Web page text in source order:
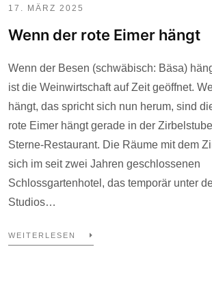
17. MÄRZ 2025
Wenn der rote Eimer hängt
Wenn der Besen (schwäbisch: Bäsa)
ist die Weinwirtschaft auf Zeit geöffnet.
hängt, das spricht sich nun herum, sind
rote Eimer hängt gerade in der
Sterne-Restaurant. Die Räume mit dem
sich im seit zwei Jahren geschlossenen
Schlossgartenhotel, das temporär unter
Studios…
WEITERLESEN